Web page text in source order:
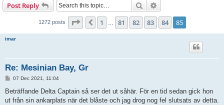
Post Reply Search
1272 posts Page 85 of 85
Previous
1 81 82 83 84 85
imar
Re: Mesinian Bay, Gr
P
s
07 Dec 2021, 11:04
Beträffande Delta Captain så ser det ut såhär. För en tid sedan gick hon
ut från sin ankarplats när det blåste och jag drog nog fel slutsats av detta.